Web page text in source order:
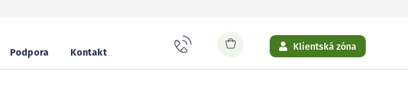
Podpora Kontakt
Klientská zóna